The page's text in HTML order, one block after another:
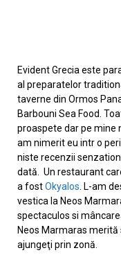
Evident Grecia este
al preparatelor
taverne din Ormos
Barbouni Sea Food.
proaspete dar pe mine
am nimerit eu intr o
niste recenzii
dată. Un restaurant
a fostOkyalos. L-am
vestica la Neos
spectaculos si
Neos Marmaras
ajungeţi prin zonă.